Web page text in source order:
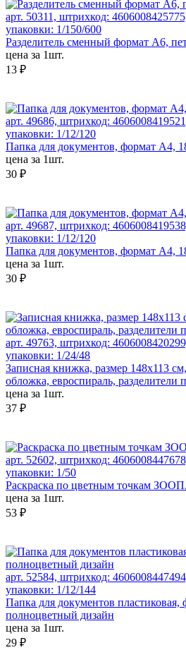
арт. 50311, штрихкод:
упаковки: 1/150/600
Разделитель сменный формат А6,
цена за 1шт.
13 ₽
арт. 49686, штрихкод:
упаковки: 1/12/120
Папка для документов, формат А4,
цена за 1шт.
30 ₽
арт. 49687, штрихкод:
упаковки: 1/12/120
Папка для документов, формат А4,
цена за 1шт.
30 ₽
арт. 49763, штрихкод:
упаковки: 1/24/48
Записная книжка, размер 148х113
обложка, евроспираль, разделители
цена за 1шт.
37 ₽
арт. 52602, штрихкод:
упаковки: 1/50
Раскраска по цветным точкам
цена за 1шт.
53 ₽
арт. 52584, штрихкод:
упаковки: 1/12/144
Папка для документов
полноцветный дизайн
цена за 1шт.
29 ₽